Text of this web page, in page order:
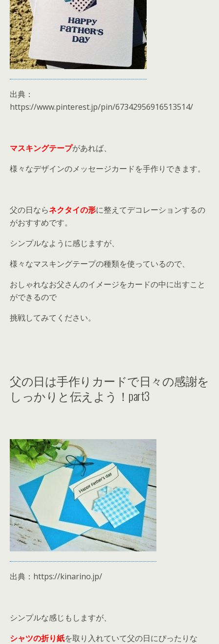
出典：
https://www.pinterest.jp/pin/67342956916513514/
マスキングテープがあれば、
様々なデザインのメッセージカードを手作りできます。
父の日ならネクタイの形に整えてデコレーションするの
がおすすめです。
シンプルなように感じますが、
様々なマスキングテープの種類を使っているので、
おしゃれなお父さんのイメージをカードの中に出すこと
ができるので
挑戦してみてください。
父の日は手作りカードで日々の感謝を
しっかりと伝えよう！part3
出典：https://kinarino.jp/
シンプルな感じもしますが、
シャツの折り紙を取り入れていて父の日にぴったりな